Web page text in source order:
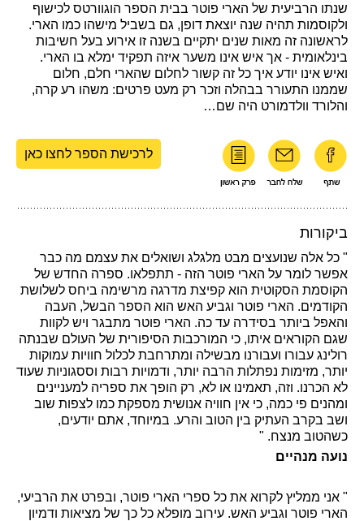
שנתו הרביעית של הארי פוטר בבית הספר הוגוורטס לכישוף
ולקוסמות תהיה שנה יוצאת דופן, גם בשביל מישהו כמו הארי.
לראשונה זה מאות שנים יתקיים בשנה זו אירוע בעל חשיבות
בינלאומית - אך איש אינו משער איזה תפקיד ימלא בו הארי.
ואיש אינו יודע איך כל זה קשור לחלום שהארי חלם, חלום
שממנו התעורר בבהלה וזכר רק מעט פרטים: משהו רע קרה,
והלורד וולדמורט היה שם…
לרכישת הספר לחצו כאן
ביקורות
" כל אלה שנועצים מבט מלגלג ושואלים את עצמם מה כבר
אפשר לומר על הארי פוטר הזה - תתפלאו. ספרה החדש של
הקוסמת הסקוטית הוא קפיצת מדרגה מרשימה ביחס לשלושת
הקודמים. הארי פוטר וגביע האש הוא הספר הבשל, העבה
והאפל ביותר בסידרה עד כה. הארי פוטר מתבגר ויש לקוות
שגם הקוראים איתו, כי המורכבות הסיפורית של העולם שבנתה
רולינג עבורו ועבורנו מבשילה ומתרחבת לכלול חוויות עמוקות
יותר, מזימות נפתלות הרבה יותר, ודמויות רבות וססגוניות שעוד
לא הכרנו. וזה, תאמינו או לא, רק הופך את ספריה למעניינים
ומהנים פי כמה, כי אין חוויה אנושית מספקת כמו לצפות שוב
ושב בקרב העתיק בין הטוב והרע. במיוחד, אתם יודעים,
כשהטוב מנצח. "
נועה מנהיים
" אני ממליץ לקרוא את כל ספרי הארי פוטר, ובפרט את הרביעי,
הארי פוטר וגביע האש. עירוב מופלא כל כך של מציאות ודמיון